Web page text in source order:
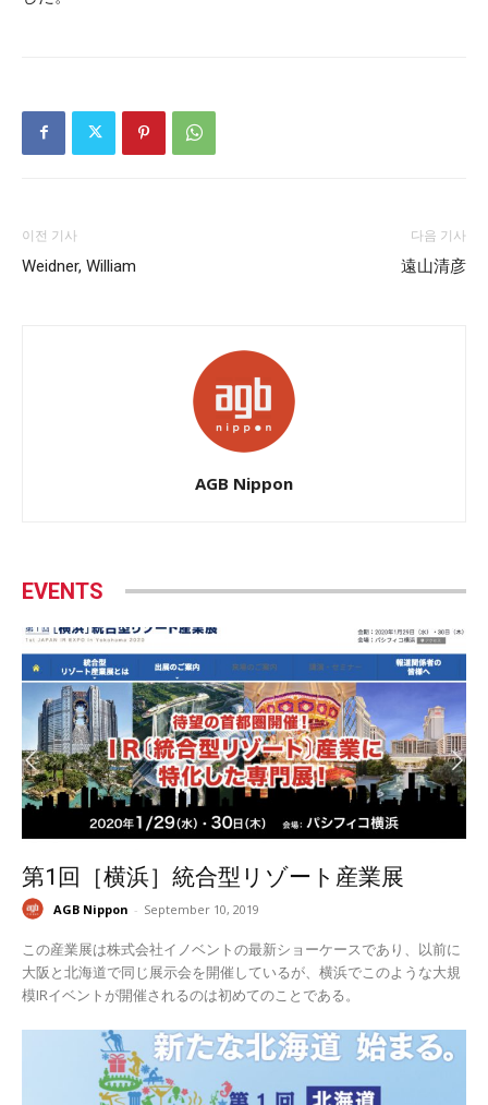
이전 기사
Weidner, William
다음 기사
遠山清彦
AGB Nippon
EVENTS
第1回［横浜］統合型リゾート産業展
AGB Nippon - September 10, 2019
この産業展は株式会社イノベントの最新ショーケースであり、以前に
大阪と北海道で同じ展示会を開催しているが、横浜でこのような大規
模IRイベントが開催されるのは初めてのことである。